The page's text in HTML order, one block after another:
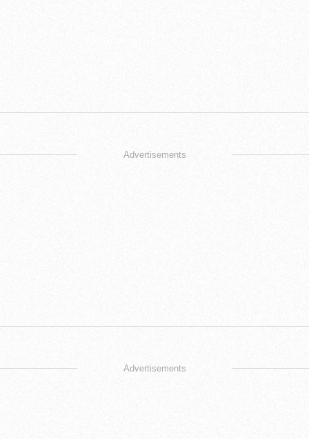
Advertisements
Advertisements